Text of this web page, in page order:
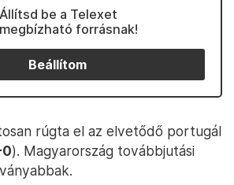
Állítsd be a Telexet
megbízható forrásnak!
Beállítom
rúgta el az elvetődő portugál
). Magyarország továbbjutási